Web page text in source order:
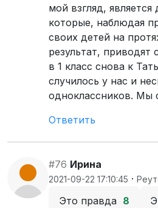
мой взгляд,
которые, наблюдая
своих детей на
результат,
в 1 класс снова к
случилось у нас и
одноклассников. Мы
Ответить
#76 Ирина
2021-09-22 17:10:45 ·
Это правда 8